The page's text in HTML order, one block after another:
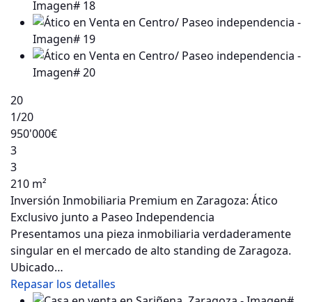
20
1/20
950'000€
3
3
210 m²
Inversión Inmobiliaria Premium en Zaragoza: Ático
Exclusivo junto a Paseo Independencia
Presentamos una pieza inmobiliaria verdaderamente
singular en el mercado de alto standing de Zaragoza.
Ubicado…
Repasar los detalles